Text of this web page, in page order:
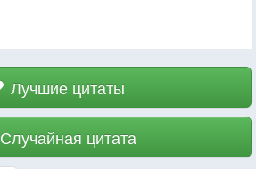
Лучшие цитаты
Случайная цитата